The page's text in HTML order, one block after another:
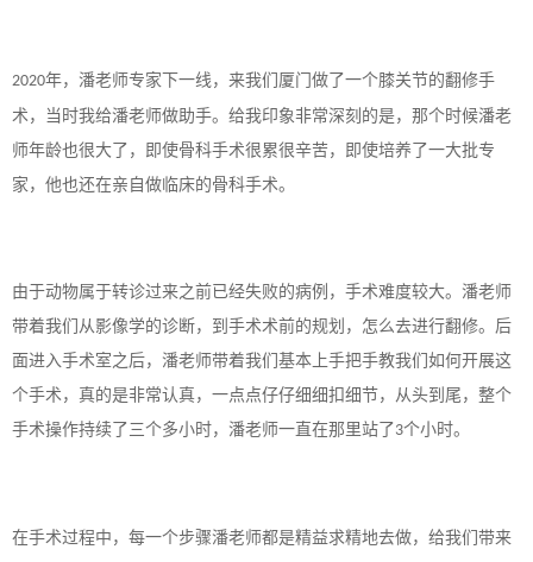
2020年，潘老师专家下一线，来我们厦门做了一个膝关节的翻修手
术，当时我给潘老师做助手。给我印象非常深刻的是，那个时候潘老
师年龄也很大了，即使骨科手术很累很辛苦，即使培养了一大批专
家，他也还在亲自做临床的骨科手术。
由于动物属于转诊过来之前已经失败的病例，手术难度较大。潘老师
带着我们从影像学的诊断，到手术术前的规划，怎么去进行翻修。后
面进入手术室之后，潘老师带着我们基本上手把手教我们如何开展这
个手术，真的是非常认真，一点点仔仔细细扣细节，从头到尾，整个
手术操作持续了三个多小时，潘老师一直在那里站了 3个小时。
在手术过程中，每一个步骤潘老师都是精益求精地去做，给我们带来